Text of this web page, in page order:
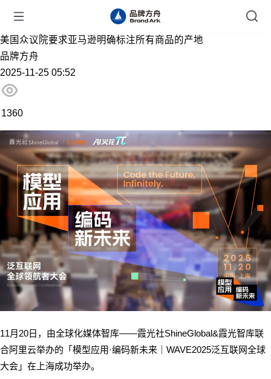
美国众议院要求亚马逊明确标注所有商品的产地
品牌方舟
2025-11-25 05:52
1360
11月 20日，由全球化媒体智库——霞光社ShineGlobal&霞光智库联
合阿里云举办的「模型应用·编码新未来｜ WAVE2025泛互联网全球
大会」在上海成功举办。